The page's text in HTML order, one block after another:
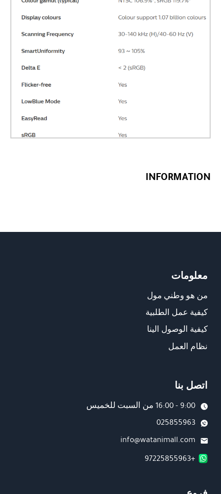
INFORMATION
معلومات
من هو وطني مول
كيفية عمل الطلبية
كيفية الوصول الينا
نظام العمل
اتصل بنا
9:00 - 16:00 من السبت للخميس
025855963
info@watanimall.com
+97225855963